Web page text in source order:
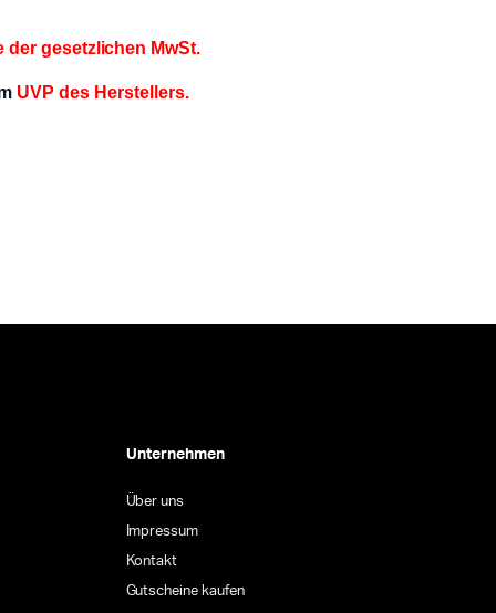
der gesetzlichen MwSt.
UVP des Herstellers.
Unternehmen
Über uns
Impressum
Kontakt
Gutscheine kaufen